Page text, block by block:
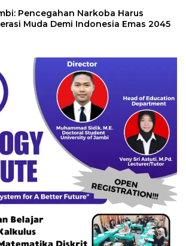
Pencegahan Narkoba Harus
Muda Demi Indonesia Emas 2045